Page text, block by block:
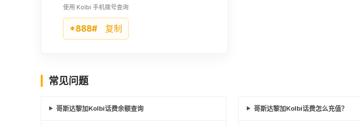
使用 Kolbi 手机拨号查询
*888# 复制
常见问题
哥斯达黎加Kolbi话费余额查询 哥斯达黎加Kolbi话费怎么充值？